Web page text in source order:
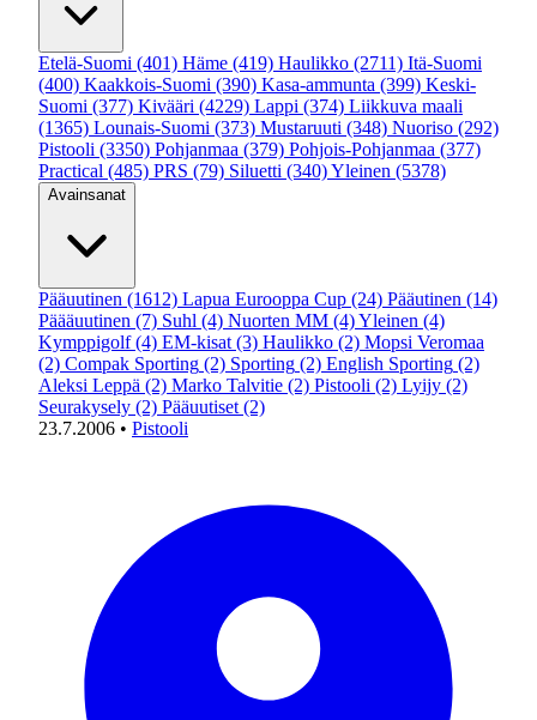
Etelä-Suomi (401) Häme (419) Haulikko (2711) Itä-Suomi
(400) Kaakkois-Suomi (390) Kasa-ammunta (399) Keski-
Suomi (377) Kivääri (4229) Lappi (374) Liikkuva maali
(1365) Lounais-Suomi (373) Mustaruuti (348) Nuoriso (292)
Pistooli (3350) Pohjanmaa (379) Pohjois-Pohjanmaa (377)
Practical (485) PRS (79) Siluetti (340)Yleinen (5378)
Avainsanat
Pääuutinen (1612) Lapua Eurooppa Cup (24) Pääutinen (14)
Päääuutinen (7) Suhl (4) Nuorten MM (4)Yleinen (4)
Kymppigolf (4) EM-kisat (3) Haulikko (2) Mopsi Veromaa
(2) Compak Sporting (2) Sporting (2) English Sporting (2)
Aleksi Leppä (2) Marko Talvitie (2) Pistooli (2) Lyijy (2)
Seurakysely (2) Pääuutiset (2)
23.7.2006 • Pistooli